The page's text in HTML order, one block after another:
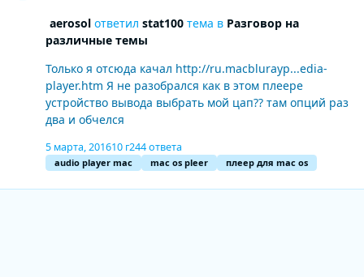
aerosolответил stat100тема в Разговор на
различные темы
Только я отсюда качал http://ru.macblurayp...edia-
player.htm Я не разобрался как в этом плеере
устройство вывода выбрать мой цап?? там опций раз
два и обчелся
5 марта, 201610 г244 ответа
audio player mac mac os pleer плеер для mac os